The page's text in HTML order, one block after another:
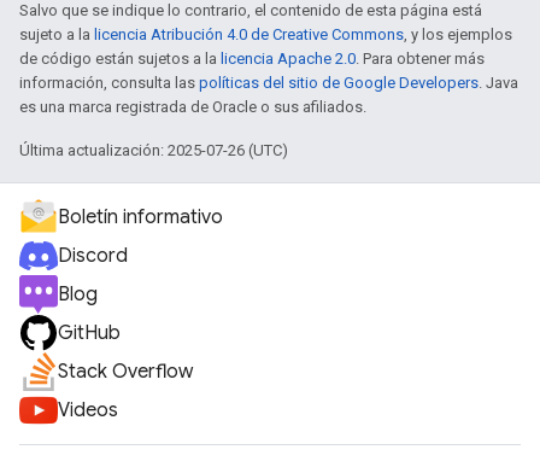
Salvo que se indique lo contrario, el contenido de esta página está
sujeto a la licencia Atribución 4.0 de Creative Commons, y los ejemplos
de código están sujetos a la licencia Apache 2.0. Para obtener más
información, consulta las políticas del sitio de Google Developers. Java
es una marca registrada de Oracle o sus afiliados.
Última actualización: 2025-07-26 (UTC)
Boletín informativo
Discord
Blog
GitHub
Stack Overflow
Videos